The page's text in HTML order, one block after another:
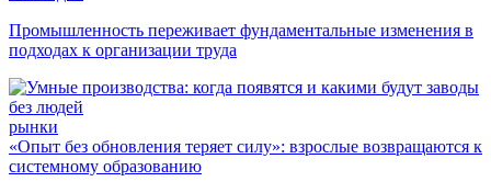
Промышленность переживает фундаментальные изменения в
подходах к организации труда
рынки
«Опыт без обновления теряет силу»: взрослые возвращаются к
системному образованию